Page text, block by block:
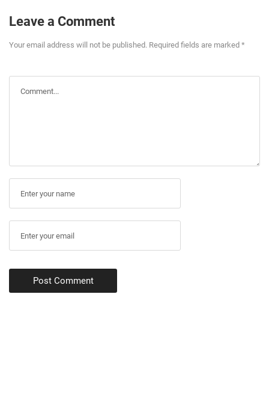
Leave a Comment
Your email address will not be published. Required fields are marked *
Post Comment